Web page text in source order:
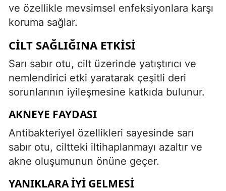
ve özellikle mevsimsel enfeksiyonlara karşı
koruma sağlar.
CILT SAĞLIĞINA ETKISI
Sarı sabır otu, cilt üzerinde yatıştırıcı ve
nemlendirici etki yaratarak çeşitli deri
sorunlarının iyileşmesine katkıda bulunur.
AKNEYE FAYDASI
Antibakteriyel özellikleri sayesinde sarı
sabır otu, ciltteki iltihaplanmayı azaltır ve
akne oluşumunun önüne geçer.
YANIKLARA İYI GELMESI